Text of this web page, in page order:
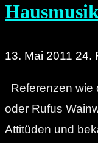
13. Mai 2011 24.
Referenzen wie
oder Rufus
Attitüden und